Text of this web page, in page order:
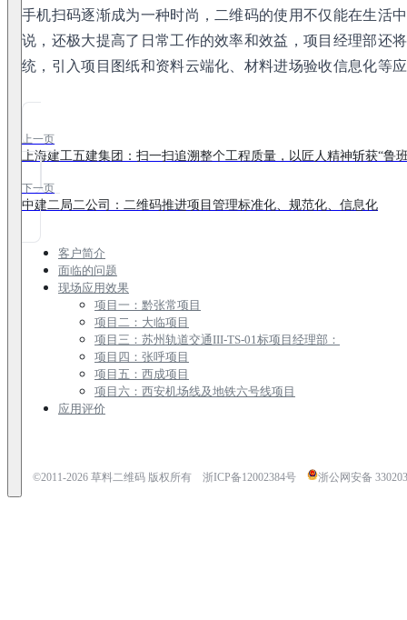
手机扫码逐渐成为一种时尚，二维码的使用不仅能在生活
说，还极大提高了日常工作的效率和效益，项目经理部还
统，引入项目图纸和资料云端化、材料进场验收信息化等
上一页
上海建工五建集团：扫一扫追溯整个工程质量，以匠人精神斩获“鲁
下一页
中建二局二公司：二维码推进项目管理标准化、规范化、信息化
客户简介
面临的问题
现场应用效果
项目一：黔张常项目
项目二：大临项目
项目三：苏州轨道交通III-TS-01标项目经理部：
项目四：张呼项目
项目五：西成项目
项目六：西安机场线及地铁六号线项目
应用评价
©2011-2026草料二维码 版权所有 浙ICP备12002384号 浙公网安备